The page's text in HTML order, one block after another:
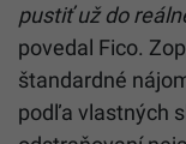
pustiť už do
povedal Fico.
štandardné
podľa vlastných